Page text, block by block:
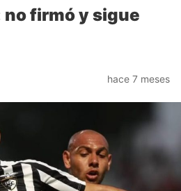
no firmó y sigue
hace 7 meses